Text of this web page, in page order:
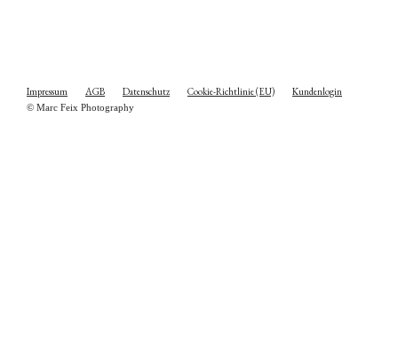
Impressum AGB Daten­schutz Cookie-Richt­­linie (EU) Kunden­login
© Marc Feix Photography